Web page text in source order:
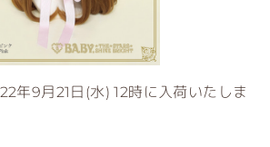
年9月21日(水) 12時に入荷いたしま